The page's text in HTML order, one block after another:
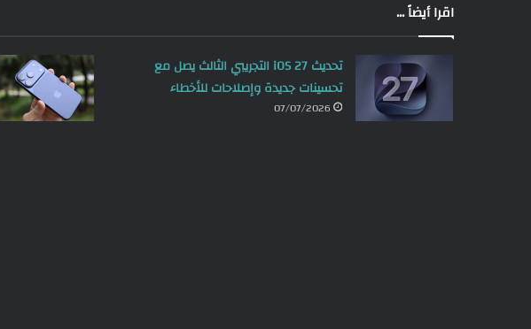
اقرا أيضاً ...
تحديث iOS 27 التجريبي الثالث يصل مع
تحسينات جديدة وإصلاحات للأخطاء
07/07/2026